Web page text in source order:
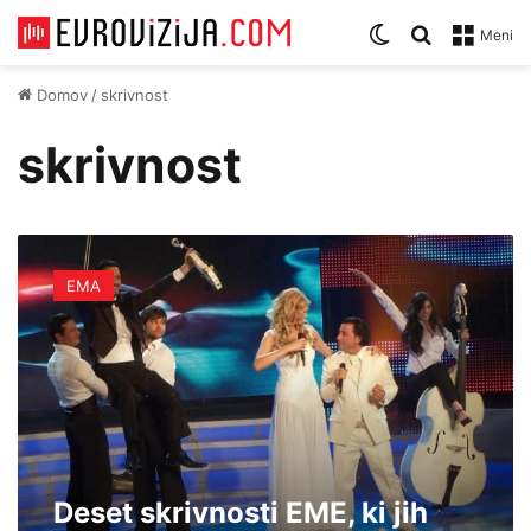
Meni
Iskanje za
Zamenjaj temo
Domov / skrivnost
skrivnost
e
s
s
i
v
n
o
EMA
Deset skrivnosti EME, ki jih